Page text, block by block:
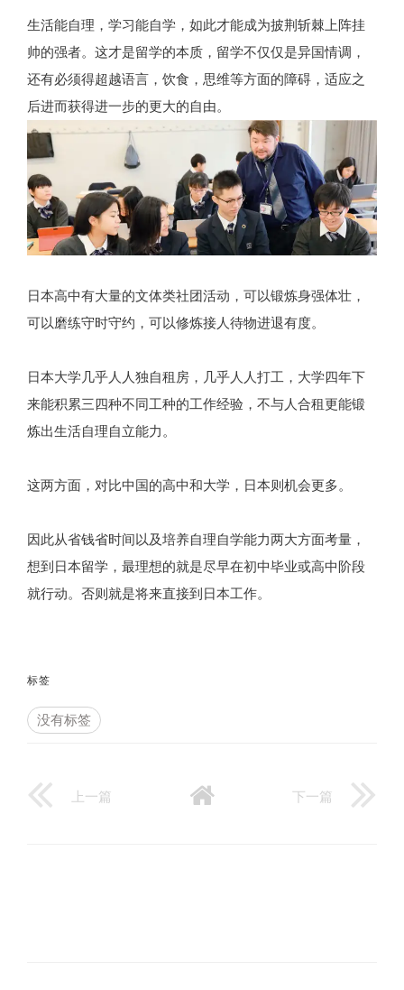
生活能自理，学习能自学，如此才能成为披荆斩棘上阵挂
帅的强者。这才是留学的本质，留学不仅仅是异国情调，
还有必须得超越语言，饮食，思维等方面的障碍，适应之
后进而获得进一步的更大的自由。
日本高中有大量的文体类社团活动，可以锻炼身强体壮，
可以磨练守时守约，可以修炼接人待物进退有度。
日本大学几乎人人独自租房，几乎人人打工，大学四年下
来能积累三四种不同工种的工作经验，不与人合租更能锻
炼出生活自理自立能力。
这两方面，对比中国的高中和大学，日本则机会更多。
因此从省钱省时间以及培养自理自学能力两大方面考量，
想到日本留学，最理想的就是尽早在初中毕业或高中阶段
就行动。否则就是将来直接到日本工作。
标签
没有标签
上一篇 下一篇